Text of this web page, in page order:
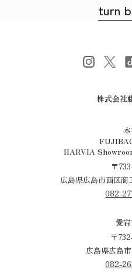
turn
株式会社
HARVIA
〒
広島県広島市西区
082-
愛
〒
広島県広島
082-